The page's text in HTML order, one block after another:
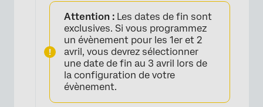
Attention : Les dates de fin sont
exclusives. Si vous programmez
un évènement pour les 1er et 2
avril, vous devrez sélectionner
une date de fin au 3 avril lors de
la configuration de votre
évènement.